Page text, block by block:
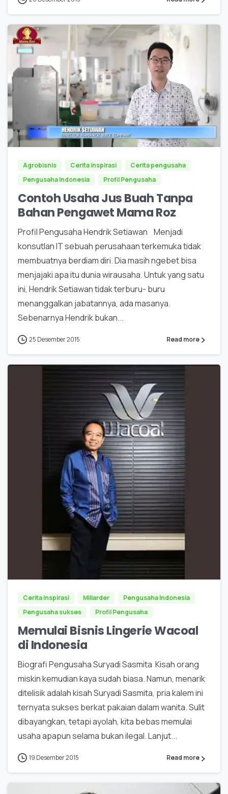
0
Agrobisnis Cerita inspirasi
Cerita pengusaha
Pengusaha Indonesia
Profil Pengusaha
Contoh Usaha Jus Buah Tanpa
Bahan Pengawet Mama Roz
Profil Pengusaha Hendrik Setiawan Menjadi
konsutlan IT sebuah perusahaan terkemuka tidak
membuatnya berdiam diri. Dia masih ngebet bisa
menjajaki apa itu dunia wirausaha. Untuk yang satu
ini, Hendrik Setiawan tidak terburu- buru
menanggalkan jabatannya, ada masanya.
Sebenarnya Hendrik bukan...
25 Desember 2015 Read more
Cerita inspirasi Miliarder
Pengusaha Indonesia
Pengusaha sukses
Profil Pengusaha
Memulai Bisnis Lingerie Wacoal
di Indonesia
Biografi Pengusaha Suryadi Sasmita Kisah orang
miskin kemudian kaya sudah biasa. Namun, menarik
ditelisik adalah kisah Suryadi Sasmita, pria kalem ini
ternyata sukses berkat pakaian dalam wanita. Sulit
dibayangkan, tetapi ayolah, kita bebas memulai
usaha apapun selama bukan ilegal. Lanjut...
19 Desember 2015 Read more